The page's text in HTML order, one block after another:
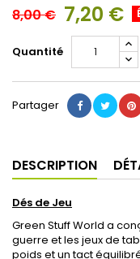
8,00 € 7,20 €
Quantité
Partager
DESCRIPTION
Dés de Jeu
Green Stuff World a
guerre et les jeux de
poids et un tact